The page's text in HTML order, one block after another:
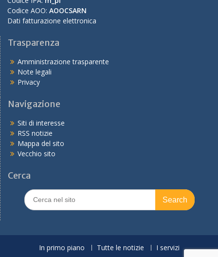
Codice AOO: AOOCSARN
Dati fatturazione elettronica
Trasparenza
Amministrazione trasparente
Note legali
Privacy
Navigazione
Siti di interesse
RSS notizie
Mappa del sito
Vecchio sito
Cerca
Search
for:
In primo piano Tutte le notizie
I servizi